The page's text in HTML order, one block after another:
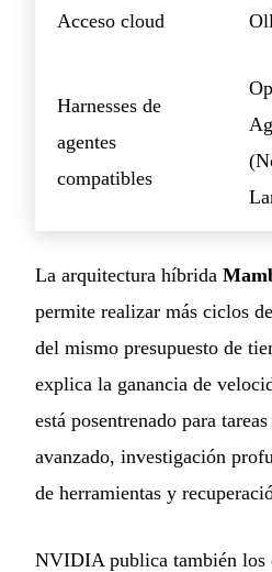
Acceso cloud
Harnesses de
agentes
compatibles
La arquitectura híbrida
permite realizar más ciclos
del mismo presupuesto de
explica la ganancia de
está posentrenado para
avanzado, investigación
de herramientas y
NVIDIA publica también los